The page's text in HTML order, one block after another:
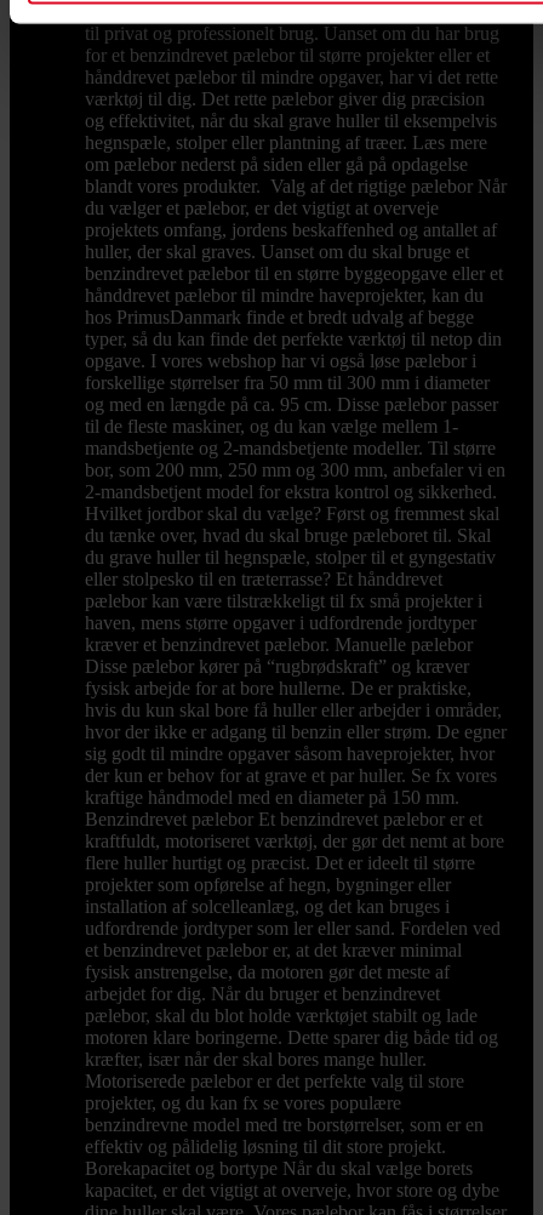
PæleborHos PrimusDanmark finder du pælebor, både
til privat og professionelt brug. Uanset om du har brug
for et benzindrevet pælebor til større projekter eller et
hånddrevet pælebor til mindre opgaver, har vi det rette
værktøj til dig. Det rette pælebor giver dig præcision
og effektivitet, når du skal grave huller til eksempelvis
hegnspæle, stolper eller plantning af træer. Læs mere
om pælebor nederst på siden eller gå på opdagelse
blandt vores produkter. Valg af det rigtige pælebor Når
du vælger et pælebor, er det vigtigt at overveje
projektets omfang, jordens beskaffenhed og antallet af
huller, der skal graves. Uanset om du skal bruge et
benzindrevet pælebor til en større byggeopgave eller et
hånddrevet pælebor til mindre haveprojekter, kan du
hos PrimusDanmark finde et bredt udvalg af begge
typer, så du kan finde det perfekte værktøj til netop din
opgave. I vores webshop har vi også løse pælebor i
forskellige størrelser fra 50 mm til 300 mm i diameter
og med en længde på ca. 95 cm. Disse pælebor passer
til de fleste maskiner, og du kan vælge mellem 1-
mandsbetjente og 2-mandsbetjente modeller. Til større
bor, som 200 mm, 250 mm og 300 mm, anbefaler vi en
2-mandsbetjent model for ekstra kontrol og sikkerhed.
Hvilket jordbor skal du vælge? Først og fremmest skal
du tænke over, hvad du skal bruge pæleboret til. Skal
du grave huller til hegnspæle, stolper til et gyngestativ
eller stolpesko til en træterrasse? Et hånddrevet
pælebor kan være tilstrækkeligt til fx små projekter i
haven, mens større opgaver i udfordrende jordtyper
kræver et benzindrevet pælebor. Manuelle pælebor
Disse pælebor kører på “rugbrødskraft” og kræver
fysisk arbejde for at bore hullerne. De er praktiske,
hvis du kun skal bore få huller eller arbejder i områder,
hvor der ikke er adgang til benzin eller strøm. De egner
sig godt til mindre opgaver såsom haveprojekter, hvor
der kun er behov for at grave et par huller. Se fx vores
kraftige håndmodel med en diameter på 150 mm.
Benzindrevet pælebor Et benzindrevet pælebor er et
kraftfuldt, motoriseret værktøj, der gør det nemt at bore
flere huller hurtigt og præcist. Det er ideelt til større
projekter som opførelse af hegn, bygninger eller
installation af solcelleanlæg, og det kan bruges i
udfordrende jordtyper som ler eller sand. Fordelen ved
et benzindrevet pælebor er, at det kræver minimal
fysisk anstrengelse, da motoren gør det meste af
arbejdet for dig. Når du bruger et benzindrevet
pælebor, skal du blot holde værktøjet stabilt og lade
motoren klare boringerne. Dette sparer dig både tid og
kræfter, især når der skal bores mange huller.
Motoriserede pælebor er det perfekte valg til store
projekter, og du kan fx se vores populære
benzindrevne model med tre borstørrelser, som er en
effektiv og pålidelig løsning til dit store projekt.
Borekapacitet og bortype Når du skal vælge borets
kapacitet, er det vigtigt at overveje, hvor store og dybe